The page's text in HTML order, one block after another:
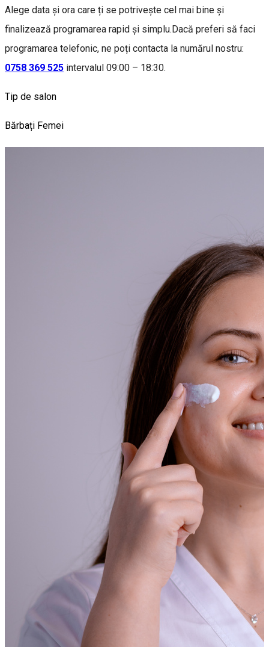
Alege data și ora care ți se potrivește cel mai bine și
finalizează programarea rapid și simplu.Dacă preferi să faci
programarea telefonic, ne poți contacta la numărul nostru:
0758 369 525 intervalul 09:00 – 18:30.
Tip de salon
Bărbați Femei